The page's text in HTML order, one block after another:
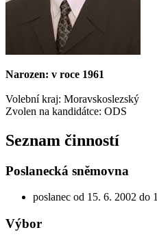
Narozen: v roce 1961
Volební kraj: Moravskoslezský
Zvolen na kandidátce: ODS
Seznam činností
Poslanecká sněmovna
poslanec od 15. 6. 2002 do
Výbor